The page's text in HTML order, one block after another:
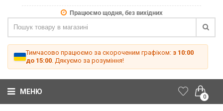
Працюємо щодня, без вихідних
Тимчасово працюємо за скороченим графіком: з 10:00
до 15:00 . Дякуємо за розуміння!
0
МЕНЮ